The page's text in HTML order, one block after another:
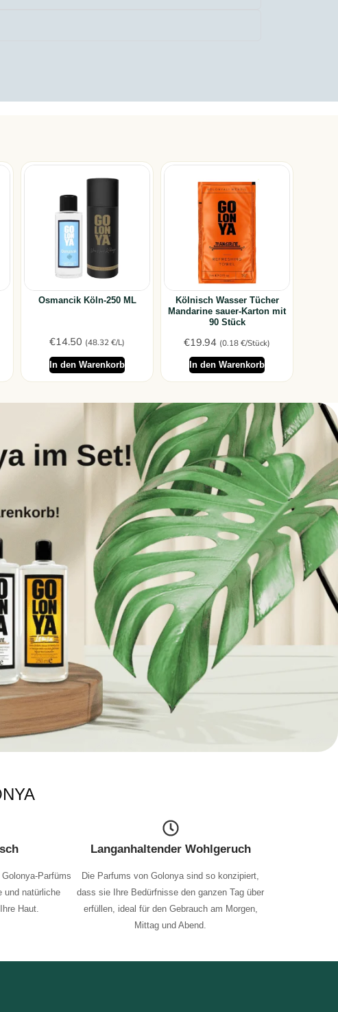
Osmancik Köln-250 ML
€14.50 (48.32 €/L)
In den Warenkorb
Kölnisch Wasser Tücher
Mandarine sauer-Karton mit
90 Stück
€19.94 (0.18 €/Stück)
In den Warenkorb
Parfüms
und natürliche
Haut.
Langanhaltender Wohlgeruch
Die Parfums von Golonya sind so konzipiert,
dass sie Ihre Bedürfnisse den ganzen Tag über
erfüllen, ideal für den Gebrauch am Morgen,
Mittag und Abend.